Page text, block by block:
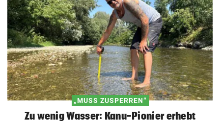
„MUSS ZUSPERREN“
Zu wenig Wasser: Kanu-Pionier erhebt